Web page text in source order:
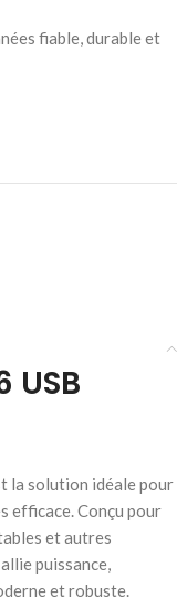
fiable, durable et
USB
la solution idéale pour
efficace. Conçu pour
et autres
puissance,
et robuste.